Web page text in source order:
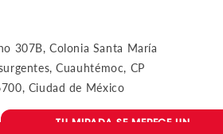
TU MIRADA SE MERECE UN
307B, Colonia Santa María
Cuauhtémoc, CP
Ciudad de México